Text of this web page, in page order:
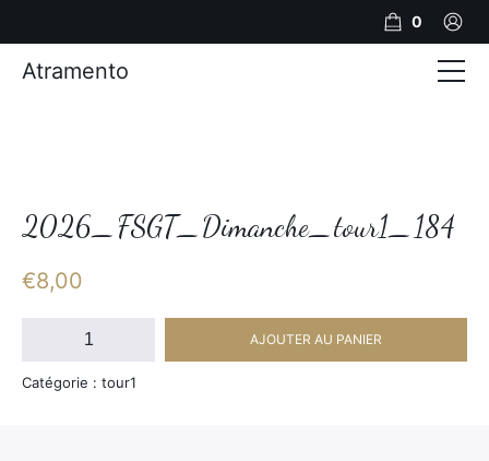
2026_FSGT_Dimanche_tour1_184
€8,00
quantité
2026_FSGT_Dimanche_tour1_184
AJOUTER AU PANIER
Catégorie : tour1
0
Atramento
Photos